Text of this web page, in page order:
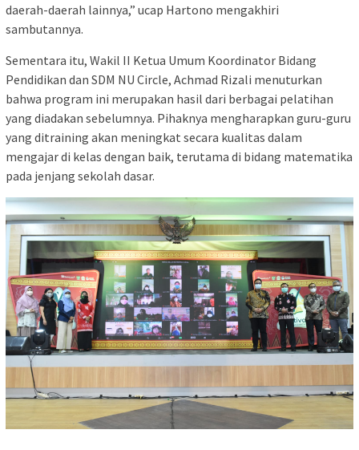
daerah-daerah lainnya,” ucap Hartono mengakhiri
sambutannya.
Sementara itu, Wakil II Ketua Umum Koordinator Bidang
Pendidikan dan SDM NU Circle, Achmad Rizali menuturkan
bahwa program ini merupakan hasil dari berbagai pelatihan
yang diadakan sebelumnya. Pihaknya mengharapkan guru-guru
yang ditraining akan meningkat secara kualitas dalam
mengajar di kelas dengan baik, terutama di bidang matematika
pada jenjang sekolah dasar.